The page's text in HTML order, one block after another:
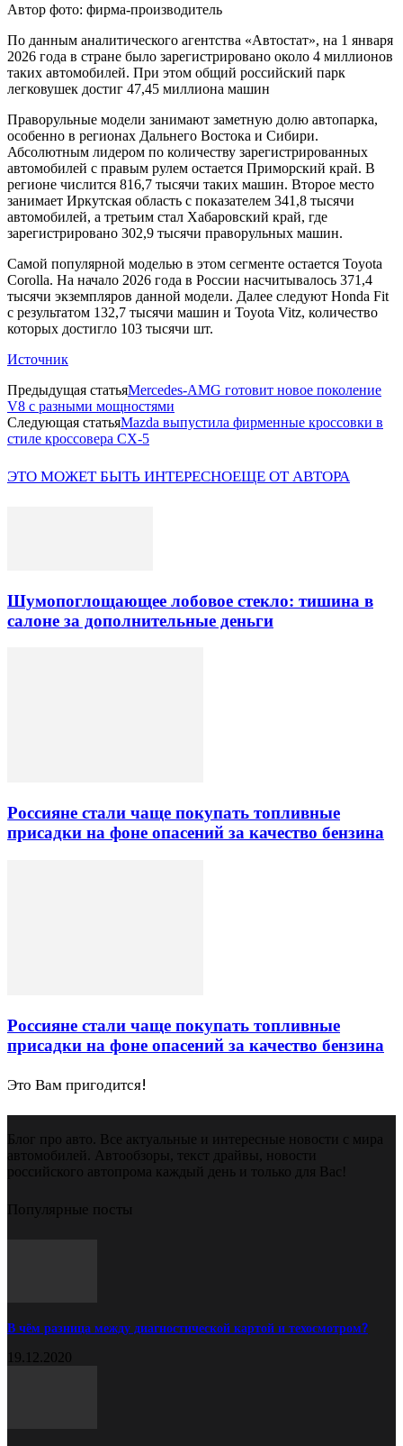
Автор фото: фирма-производитель
По данным аналитического агентства «Автостат», на 1 января
2026 года в стране было зарегистрировано около 4 миллионов
таких автомобилей. При этом общий российский парк
легковушек достиг 47,45 миллиона машин
Праворульные модели занимают заметную долю автопарка,
особенно в регионах Дальнего Востока и Сибири.
Абсолютным лидером по количеству зарегистрированных
автомобилей с правым рулем остается Приморский край. В
регионе числится 816,7 тысячи таких машин. Второе место
занимает Иркутская область с показателем 341,8 тысячи
автомобилей, а третьим стал Хабаровский край, где
зарегистрировано 302,9 тысячи праворульных машин.
Самой популярной моделью в этом сегменте остается Toyota
Corolla. На начало 2026 года в России насчитывалось 371,4
тысячи экземпляров данной модели. Далее следуют Honda Fit
с результатом 132,7 тысячи машин и Toyota Vitz, количество
которых достигло 103 тысячи шт.
Источник
Предыдущая статьяMercedes-AMG готовит новое поколение
V8 с разными мощностями
Следующая статьяMazda выпустила фирменные кроссовки в
стиле кроссовера CX-5
ЭТО МОЖЕТ БЫТЬ ИНТЕРЕСНОЕЩЕ ОТ АВТОРА
Шумопоглощающее лобовое стекло: тишина в
салоне за дополнительные деньги
Россияне стали чаще покупать топливные
присадки на фоне опасений за качество бензина
Россияне стали чаще покупать топливные
присадки на фоне опасений за качество бензина
Это Вам пригодится!
Блог про авто. Все актуальные и интересные новости с мира
автомобилей. Автообзоры, текст драйвы, новости
российского автопрома каждый день и только для Вас!
Популярные посты
В чём разница между диагностической картой и техосмотром?
19.12.2020